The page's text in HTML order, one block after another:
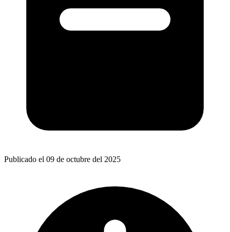
Publicado el 09 de octubre del 2025